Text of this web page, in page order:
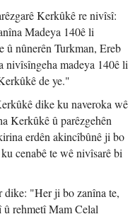
Kerkûkê re nivîsî:
Madeya 140ê li
û nûnerên Turkman, Ereb
nivîsîngeha madeya 140ê li
de ye."
dike ku naveroka wê
Kerkûkê û parêzgehên
erdên akincîbûnê ji bo
cenabê te wê nivîsarê bi
dike: "Her ji bo zanîna te,
û rehmetî Mam Celal